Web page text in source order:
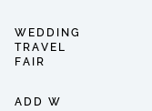
WEDDING
TRAVEL
FAIR
ADD W